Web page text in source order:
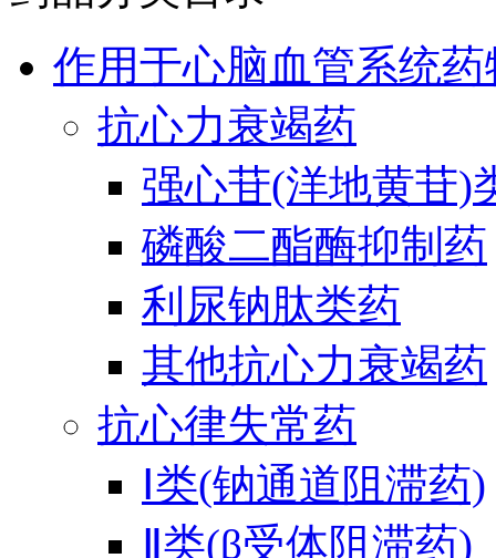
作用于心脑血管系统药
抗心力衰竭药
强心苷(洋地黄苷)
磷酸二酯酶抑制药
利尿钠肽类药
其他抗心力衰竭药
抗心律失常药
Ⅰ类(钠通道阻滞药)
Ⅱ类(β受体阻滞药)